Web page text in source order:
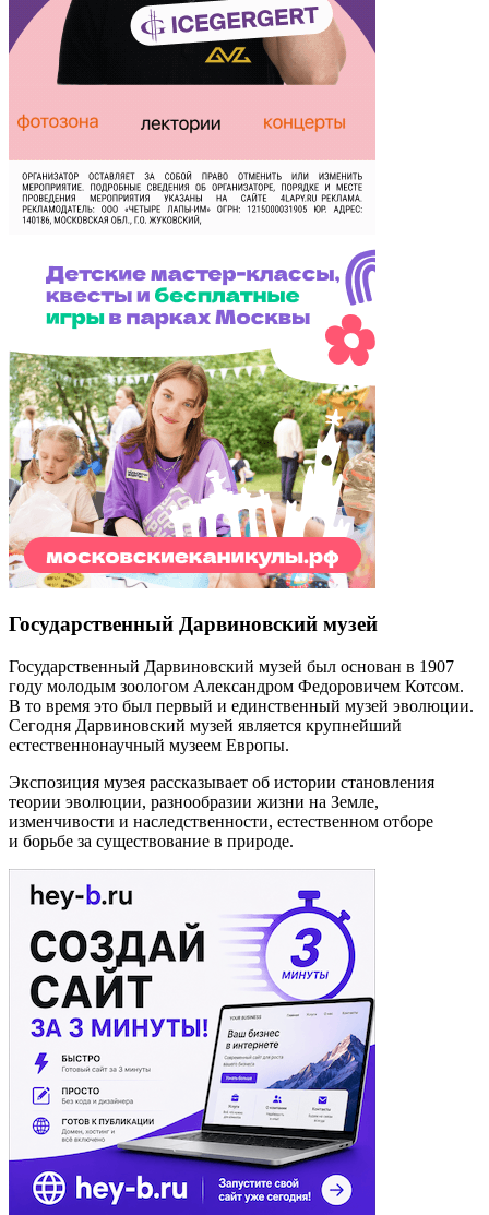
Государственный Дарвиновский музей
Государственный Дарвиновский музей был основан в 1907
году молодым зоологом Александром Федоровичем Котсом.
В то время это был первый и единственный музей эволюции.
Сегодня Дарвиновский музей является крупнейший
естественнонаучный музеем Европы.
Экспозиция музея рассказывает об истории становления
теории эволюции, разнообразии жизни на Земле,
изменчивости и наследственности, естественном отборе
и борьбе за существование в природе.